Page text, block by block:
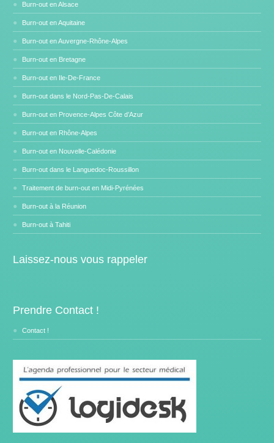
Burn-out en Alsace
Burn-out en Aquitaine
Burn-out en Auvergne-Rhône-Alpes
Burn-out en Bretagne
Burn-out en Ile-De-France
Burn-out dans le Nord-Pas-De-Calais
Burn-out en Provence-Alpes Côte d’Azur
Burn-out en Rhône-Alpes
Burn-out en Nouvelle-Calédonie
Burn-out dans le Languedoc-Roussillon
Traitement de burn-out en Midi-Pyrénées
Burn-out à la Réunion
Burn-out à Tahiti
Laissez-nous vous rappeler
Prendre Contact !
Contact !